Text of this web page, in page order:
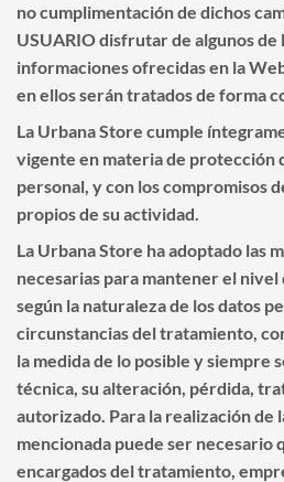
no cumplimentación de dichos
USUARIO disfrutar de algunos de
informaciones ofrecidas en la
en ellos serán tratados de forma
La Urbana Store cumple
vigente en materia de protección
personal, y con los compromisos
propios de su actividad.
La Urbana Store ha adoptado las
necesarias para mantener el
según la naturaleza de los datos
circunstancias del tratamiento,
la medida de lo posible y siempre
técnica, su alteración, pérdida,
autorizado. Para la realización de
mencionada puede ser necesario
encargados del tratamiento,